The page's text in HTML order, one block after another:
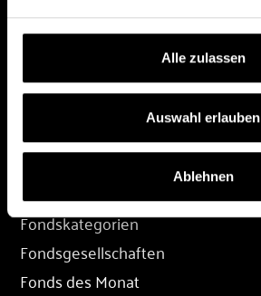
Alle zulassen
Auswahl erlauben
Ablehnen
Depot übertragen
Depot-Login
FONDS
Fondssuche
Fondskategorien
Fondsgesellschaften
Fonds des Monat